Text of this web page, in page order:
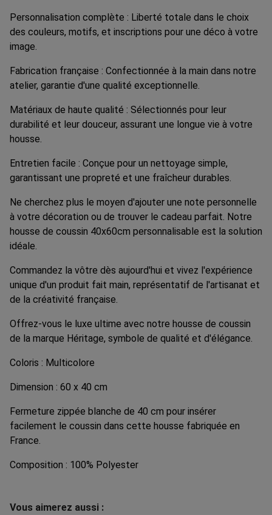
Personnalisation complète : Liberté totale dans le choix
des couleurs, motifs, et inscriptions pour une déco à votre
image.
Fabrication française : Confectionnée à la main dans notre
atelier, garantie d'une qualité exceptionnelle.
Matériaux de haute qualité : Sélectionnés pour leur
durabilité et leur douceur, assurant une longue vie à votre
housse.
Entretien facile : Conçue pour un nettoyage simple,
garantissant une propreté et une fraîcheur durables.
Ne cherchez plus le moyen d'ajouter une note personnelle
à votre décoration ou de trouver le cadeau parfait. Notre
housse de coussin 40x60cm personnalisable est la solution
idéale.
Commandez la vôtre dès aujourd'hui et vivez l'expérience
unique d'un produit fait main, représentatif de l'artisanat et
de la créativité française.
Offrez-vous le luxe ultime avec notre housse de coussin
de la marque Héritage, symbole de qualité et d'élégance.
Coloris : Multicolore
Dimension : 60 x 40 cm
Fermeture zippée blanche de 40 cm pour insérer
facilement le coussin dans cette housse fabriquée en
France.
Composition : 100% Polyester
Vous aimerez aussi :